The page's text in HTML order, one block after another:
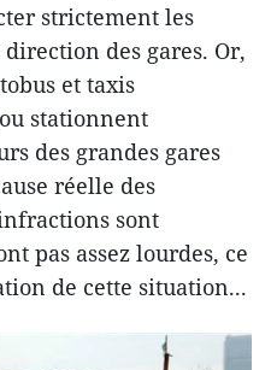
strictement les
des gares. Or,
et taxis
stationnent
des grandes gares
réelle des
sont
pas assez lourdes, ce
de cette situation...